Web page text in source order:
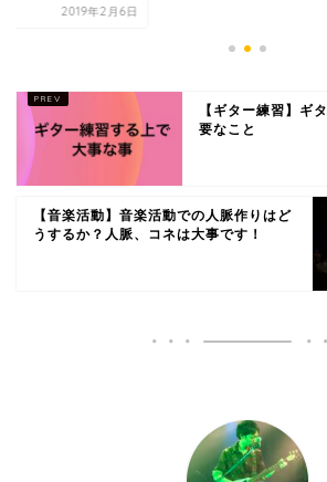
2019年2月6日
【ギター練習】ギ
要なこと
【音楽活動】音楽活動での人脈作りはど
うするか？人脈、コネは大事です！